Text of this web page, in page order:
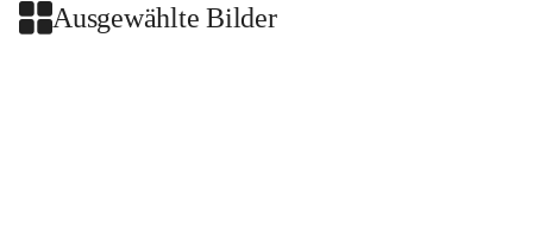
Ausgewählte Bilder